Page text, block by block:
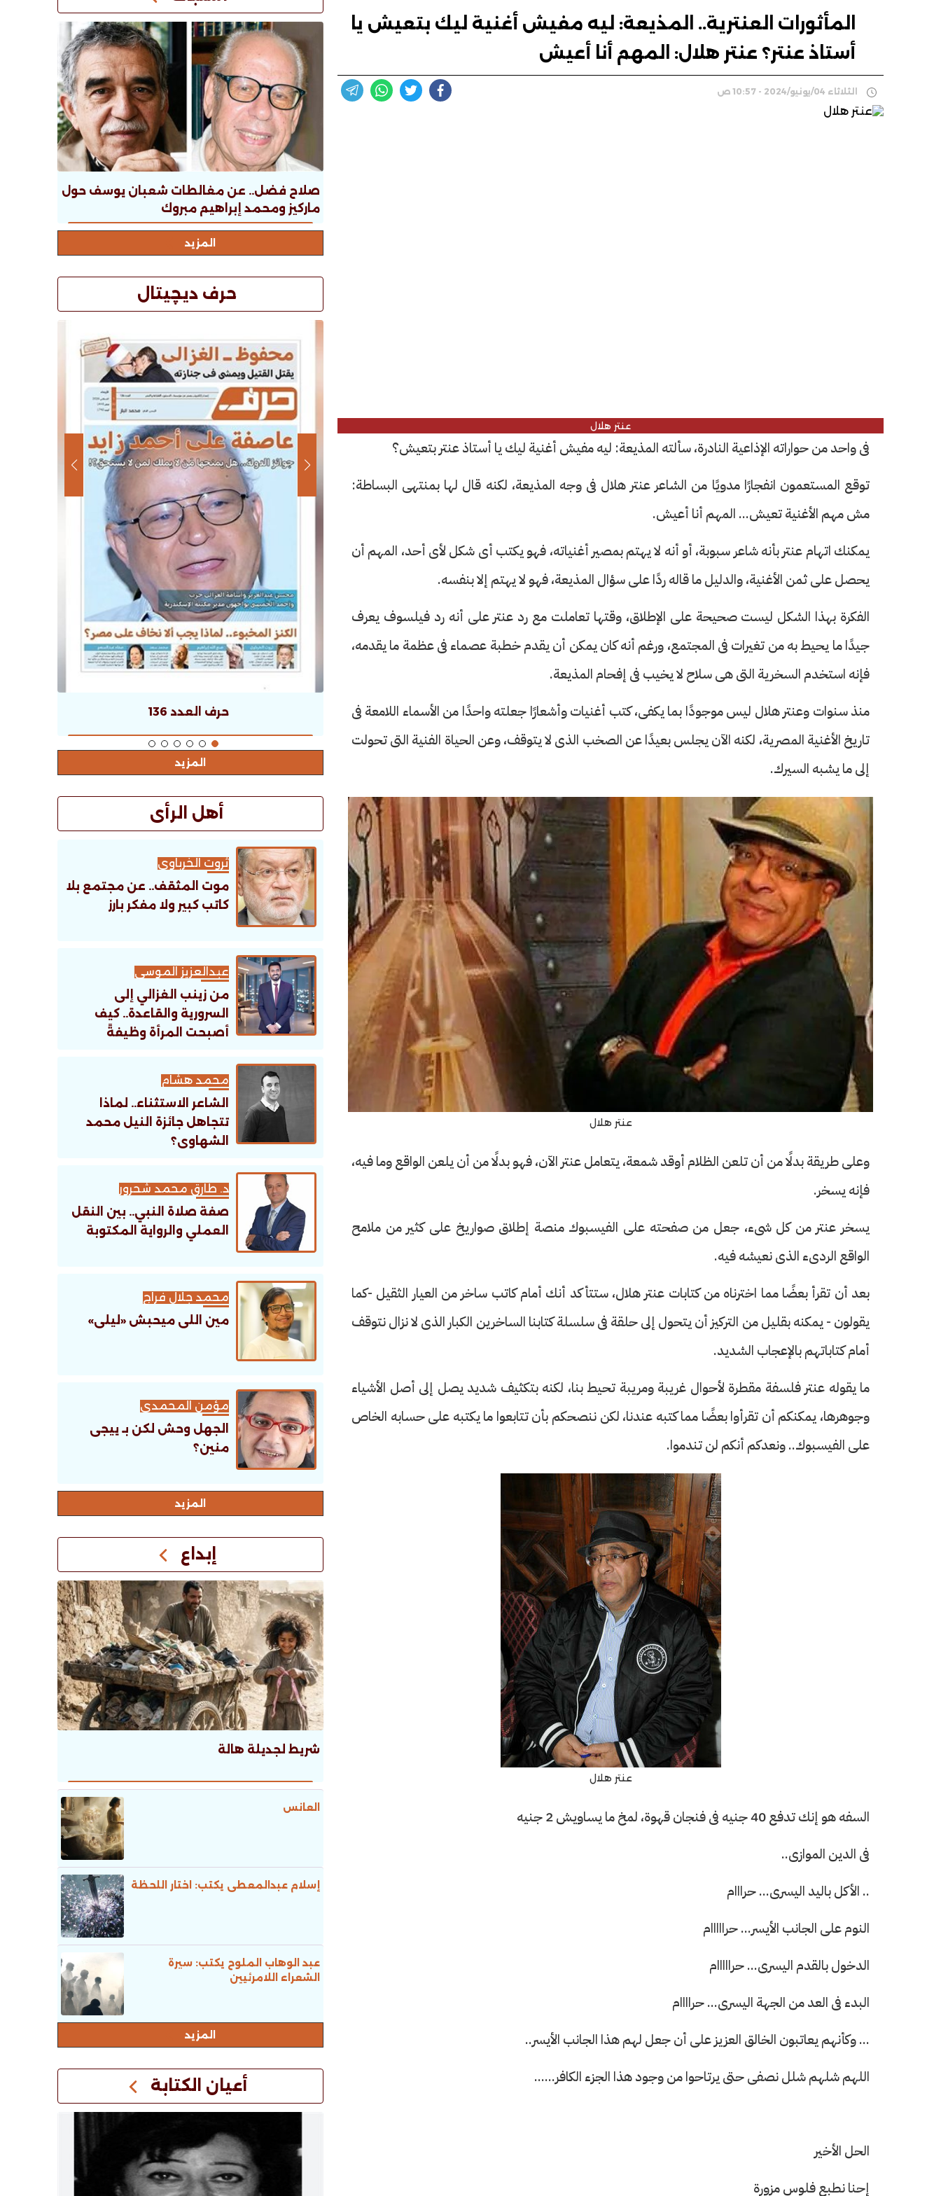
المأثورات العنترية.. المذيعة: ليه مفيش أغنية ليك بتعيش يا
أستاذ عنتر؟ عنتر هلال: المهم أنا أعيش
الثلاثاء 04/يونيو/2024 - 10:57 ص
عنتر هلال
فى واحد من حواراته الإذاعية النادرة، سألته المذيعة: ليه مفيش أغنية ليك يا أستاذ عنتر بتعيش؟
توقع المستعمون انفجارًا مدويًا من الشاعر عنتر هلال فى وجه المذيعة، لكنه قال لها بمنتهى البساطة:
مش مهم الأغنية تعيش... المهم أنا أعيش.
يمكنك اتهام عنتر بأنه شاعر سبوبة، أو أنه لا يهتم بمصير أغنياته، فهو يكتب أى شكل لأى أحد، المهم أن
يحصل على ثمن الأغنية، والدليل ما قاله ردًا على سؤال المذيعة، فهو لا يهتم إلا بنفسه.
الفكرة بهذا الشكل ليست صحيحة على الإطلاق، وقتها تعاملت مع رد عنتر على أنه رد فيلسوف يعرف
جيدًا ما يحيط به من تغيرات فى المجتمع، ورغم أنه كان يمكن أن يقدم خطبة عصماء فى عظمة ما يقدمه،
فإنه استخدم السخرية التى هى سلاح لا يخيب فى إفحام المذيعة.
منذ سنوات وعنتر هلال ليس موجودًا بما يكفى، كتب أغنيات وأشعارًا جعلته واحدًا من الأسماء اللامعة فى
تاريخ الأغنية المصرية، لكنه الآن يجلس بعيدًا عن الصخب الذى لا يتوقف، وعن الحياة الفنية التى تحولت
إلى ما يشبه السيرك.
عنتر هلال
وعلى طريقة بدلًا من أن تلعن الظلام أوقد شمعة، يتعامل عنتر الآن، فهو بدلًا من أن يلعن الواقع وما فيه،
فإنه يسخر.
يسخر عنتر من كل شىء، جعل من صفحته على الفيسبوك منصة إطلاق صواريخ على كثير من ملامح
الواقع الردىء الذى نعيشه فيه.
بعد أن تقرأ بعضًا مما اخترناه من كتابات عنتر هلال، ستتأكد أنك أمام كاتب ساخر من العيار الثقيل -كما
يقولون - يمكنه بقليل من التركيز أن يتحول إلى حلقة فى سلسلة كتابنا الساخرين الكبار الذى لا نزال نتوقف
أمام كتاباتهم بالإعجاب الشديد.
ما يقوله عنتر فلسفة مقطرة لأحوال غريبة ومريبة تحيط بنا، لكنه بتكثيف شديد يصل إلى أصل الأشياء
وجوهرها، يمكنكم أن تقرأوا بعضًا مما كتبه عندنا، لكن ننصحكم بأن تتابعوا ما يكتبه على حسابه الخاص
على الفيسبوك.. ونعدكم أنكم لن تندموا.
عنتر هلال
السفه هو إنك تدفع 40 جنيه فى فنجان قهوة، لمخ ما يساويش 2 جنيه
فى الدين الموازى..
.. الأكل باليد اليسرى... حرااام
النوم على الجانب الأيسر... حرااااام
الدخول بالقدم اليسرى... حرااااام
البدء فى العد من الجهة اليسرى... حراااام
... وكأنهم يعاتبون الخالق العزيز على أن جعل لهم هذا الجانب الأيسر..
اللهم شلهم شلل نصفى حتى يرتاحوا من وجود هذا الجزء الكافر......
الحل الأخير
إحنا نطبع فلوس مزورة
صلاح فضل.. عن مغالطات شعبان يوسف حول
ماركيز ومحمد إبراهيم مبروك
المزيد
حرف ديچيتال
حرف العدد 133 حرف العدد 132 حرف العدد 136
المزيد
أهل الرأى
ثروت الخرباوى
موت المثقف.. عن مجتمع بلا
كاتب كبير ولا مفكر بارز
عبدالعزيز الموسى
من زينب الغزالي إلى
السرورية والقاعدة.. كيف
أصبحت المرأة وظيفةً
محمد هشام
الشاعر الاستثناء.. لماذا
تتجاهل جائزة النيل محمد
الشهاوى؟
د. طارق محمد شحرور
صفة صلاة النبي.. بين النقل
العملي والرواية المكتوبة
محمد جلال فراج
مين اللى ميحبش «ليلى»
مؤمن المحمدى
الجهل وحش لكن بـ ييجى
منين؟
اﻟﻤﺰﻳﺪ
إبداع
شريط لجديلة هالة
العانس
إسلام عبدالمعطى يكتب: اختار اللحظة
عبد الوهاب الملوح يكتب: سيرة
الشعراء اللامرئيين
المزيد
أعيان الكتابة